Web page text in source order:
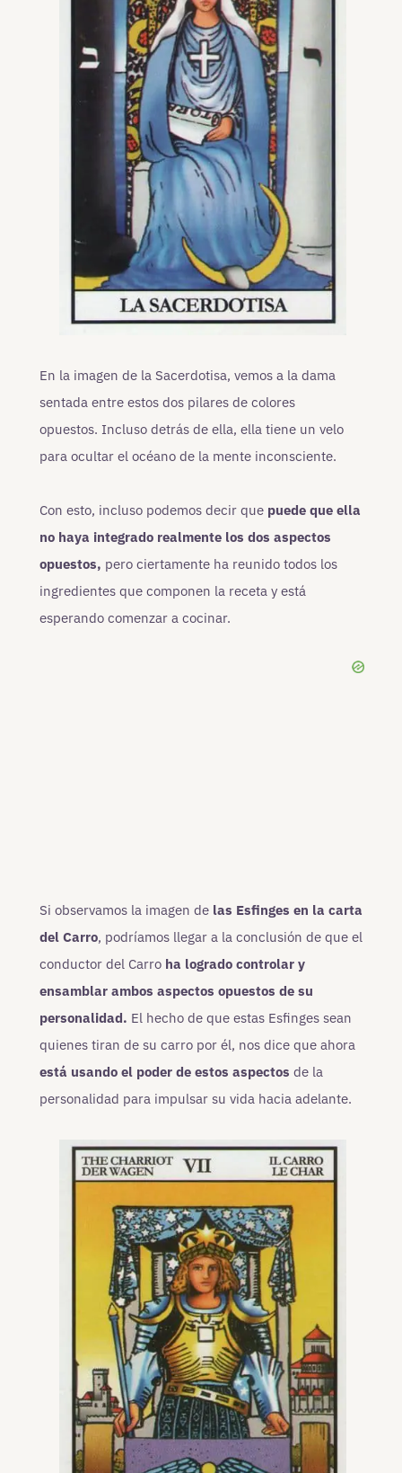
En la imagen de la Sacerdotisa, vemos a la dama
sentada entre estos dos pilares de colores
opuestos. Incluso detrás de ella, ella tiene un velo
para ocultar el océano de la mente inconsciente.
Con esto, incluso podemos decir que puede que ella
no haya integrado realmente los dos aspectos
opuestos, pero ciertamente ha reunido todos los
ingredientes que componen la receta y está
esperando comenzar a cocinar.
Si observamos la imagen de las Esfinges en la carta
del Carro, podríamos llegar a la conclusión de que el
conductor del Carro ha logrado controlar y
ensamblar ambos aspectos opuestos de su
personalidad. El hecho de que estas Esfinges sean
quienes tiran de su carro por él, nos dice que ahora
está usando el poder de estos aspectos de la
personalidad para impulsar su vida hacia adelante.